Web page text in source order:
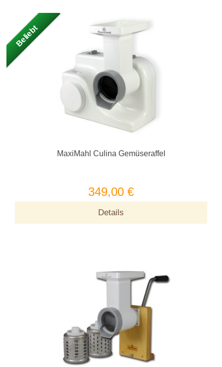
Beliebt
MaxiMahl Culina Gemüseraffel
349,00 €
Details